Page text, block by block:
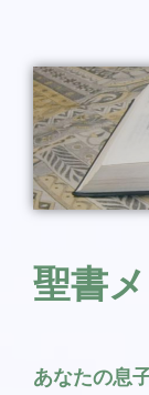
聖書
あなたの息